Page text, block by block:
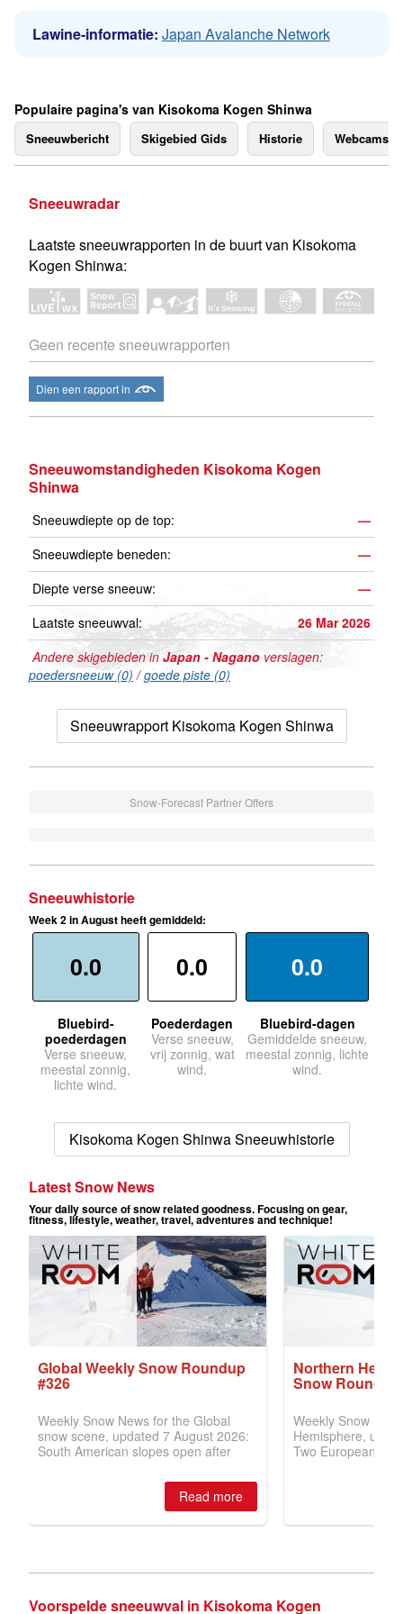
Lawine-informatie: Japan Avalanche Network
Populaire pagina's van Kisokoma Kogen Shinwa
Sneeuwbericht Skigebied Gids Historie Webcams
Sneeuwradar
Laatste sneeuwrapporten in de buurt van Kisokoma
Kogen Shinwa:
Geen recente sneeuwrapporten
Dien een rapport in
Sneeuwomstandigheden Kisokoma Kogen
Shinwa
Sneeuwdiepte op de top:
—
Sneeuwdiepte beneden:
—
Diepte verse sneeuw:
—
Laatste sneeuwval:
26 Mar 2026
Andere skigebieden inJapan - Nagano verslagen:
poedersneeuw (0) /goede piste (0)
Sneeuwrapport Kisokoma Kogen Shinwa
Snow-Forecast Partner Offers
Sneeuwhistorie
Week 2 in August heeft gemiddeld:
0.0
Bluebird-
poederdagen
Verse sneeuw,
meestal zonnig,
lichte wind.
0.0
Poederdagen
Verse sneeuw,
vrij zonnig, wat
wind.
0.0
Bluebird-dagen
Gemiddelde sneeuw,
meestal zonnig, lichte
wind.
Kisokoma Kogen Shinwa Sneeuwhistorie
Voorspelde sneeuwval in Kisokoma Kogen